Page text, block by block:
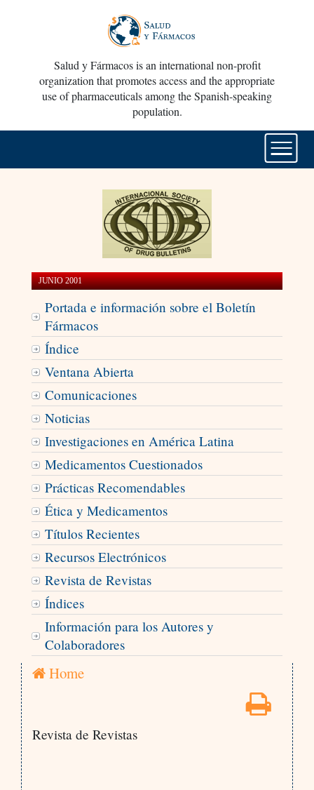
Salud y Fármacos is an international non-profit
organization that promotes access and the appropriate
use of pharmaceuticals among the Spanish-speaking
population.
JUNIO 2001
Portada e información sobre el Boletín
Fármacos
Índice
Ventana Abierta
Comunicaciones
Noticias
Investigaciones en América Latina
Medicamentos Cuestionados
Prácticas Recomendables
Ética y Medicamentos
Títulos Recientes
Recursos Electrónicos
Revista de Revistas
Índices
Información para los Autores y
Colaboradores
Home
Revista de Revistas